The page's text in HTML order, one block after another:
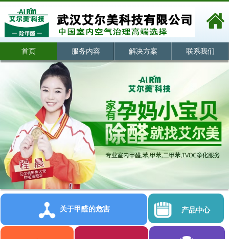
首页 服务内容 解决方案 联系我们
关于甲醛的危害 产品中心